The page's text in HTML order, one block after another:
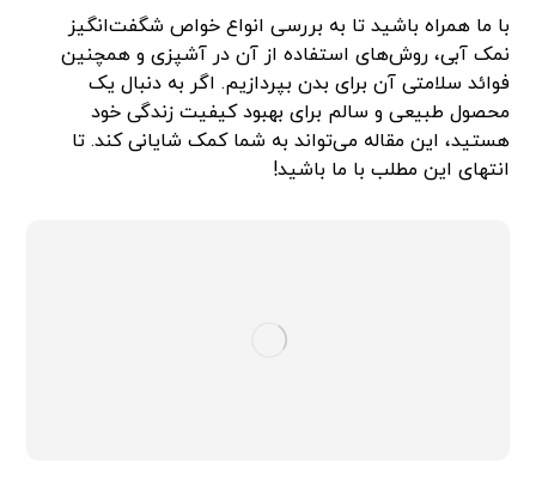
با ما همراه باشید تا به بررسی انواع خواص شگفت‌انگیز
نمک آبی، روش‌های استفاده از آن در آشپزی و همچنین
فوائد سلامتی آن برای بدن بپردازیم. اگر به دنبال یک
محصول طبیعی و سالم برای بهبود کیفیت زندگی خود
هستید، این مقاله می‌تواند به شما کمک شایانی کند. تا
انتهای این مطلب با ما باشید!